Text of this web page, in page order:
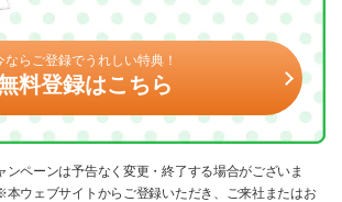
ならご登録でうれしい特典！
料登録はこちら
ペーンは予告なく変更・終了する場合がございま
ウェブサイトからご登録いただき、ご来社またはお